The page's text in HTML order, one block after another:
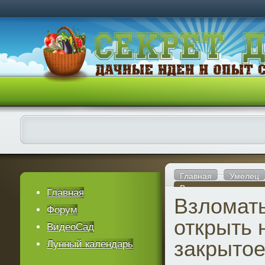
Главная
Умелец
Взломать все, или
открыть
Главная
Форум
ВидеоСад
Лунный календарь